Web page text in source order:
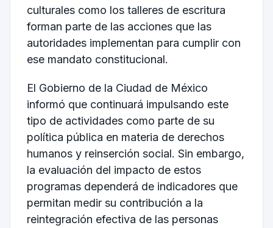
culturales como los talleres de escritura
forman parte de las acciones que las
autoridades implementan para cumplir con
ese mandato constitucional.
El Gobierno de la Ciudad de México
informó que continuará impulsando este
tipo de actividades como parte de su
política pública en materia de derechos
humanos y reinserción social. Sin embargo,
la evaluación del impacto de estos
programas dependerá de indicadores que
permitan medir su contribución a la
reintegración efectiva de las personas